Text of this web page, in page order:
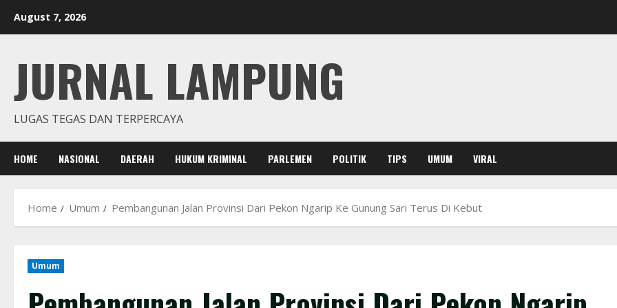
August 7, 2026
JURNAL LAMPUNG
LUGAS TEGAS DAN TERPERCAYA
HOME NASIONAL DAERAH HUKUM KRIMINAL PARLEMEN POLITIK TIPS UMUM VIRAL
Home Umum Pembangunan Jalan Provinsi Dari Pekon Ngarip Ke Gunung Sari Terus Di Kebut
Umum